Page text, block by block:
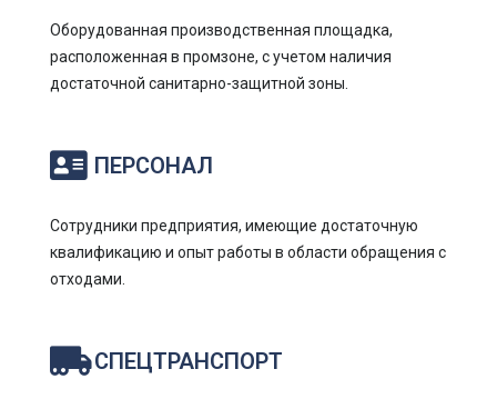
Оборудованная производственная площадка,
расположенная в промзоне, с учетом наличия
достаточной санитарно-защитной зоны.
ПЕРСОНАЛ
Сотрудники предприятия, имеющие достаточную
квалификацию и опыт работы в области обращения с
отходами.
СПЕЦТРАНСПОРТ